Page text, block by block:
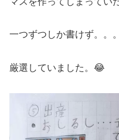
一つずつしか書けず。。。
厳選していました。😂